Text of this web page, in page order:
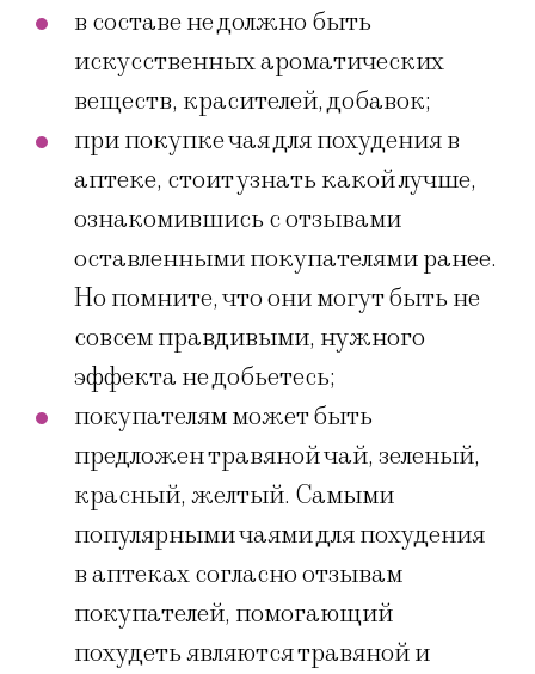
в составе не должно быть
искусственных ароматических
веществ, красителей, добавок;
при покупке чая для похудения в
аптеке, стоит узнать какой лучше,
ознакомившись с отзывами
оставленными покупателями ранее.
Но помните, что они могут быть не
совсем правдивыми, нужного
эффекта не добьетесь;
покупателям может быть
предложен травяной чай, зеленый,
красный, желтый. Самыми
популярными чаями для похудения
в аптеках согласно отзывам
покупателей, помогающий
похудеть являются травяной и